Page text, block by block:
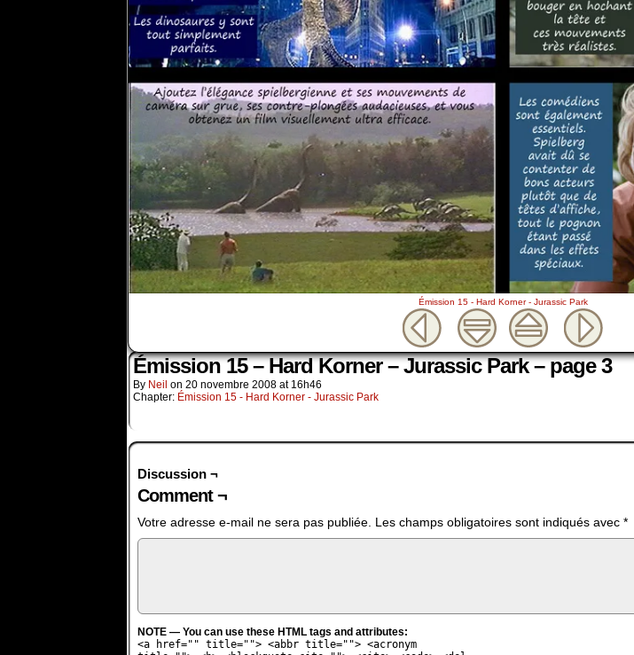
Émission 15 - Hard Korner - Jurassic Park
Émission 15 – Hard Korner – Jurassic Park – page 3
By Neil on 20 novembre 2008 at 16h46
Chapter: Émission 15 - Hard Korner - Jurassic Park
Discussion ¬
Comment ¬
Votre adresse e-mail ne sera pas publiée. Les champs obligatoires sont indiqués avec *
NOTE — You can use these HTML tags and attributes:
<a href="" title=""> <abbr title=""> <acronym